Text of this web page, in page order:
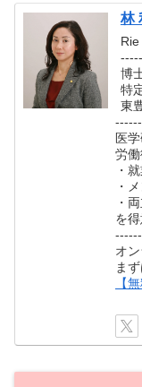
林
博
特
東
医
労
・
・
・
を
オ
ま
【